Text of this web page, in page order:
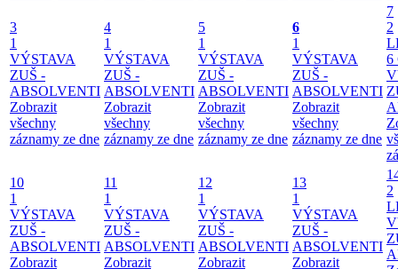
3
1
VÝSTAVA
ZUŠ -
ABSOLVENTI
Zobrazit
všechny
záznamy ze dne
4
1
VÝSTAVA
ZUŠ -
ABSOLVENTI
Zobrazit
všechny
záznamy ze dne
5
1
VÝSTAVA
ZUŠ -
ABSOLVENTI
Zobrazit
všechny
záznamy ze dne
6
1
VÝSTAVA
ZUŠ -
ABSOLVENTI
Zobrazit
všechny
záznamy ze dne
7
2
6
10
1
VÝSTAVA
ZUŠ -
ABSOLVENTI
Zobrazit
11
1
VÝSTAVA
ZUŠ -
ABSOLVENTI
Zobrazit
12
1
VÝSTAVA
ZUŠ -
ABSOLVENTI
Zobrazit
13
1
VÝSTAVA
ZUŠ -
ABSOLVENTI
Zobrazit
2